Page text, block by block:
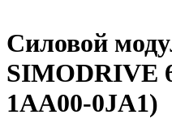
Силовой
SIMODRIVE
1AA00-0JA1)